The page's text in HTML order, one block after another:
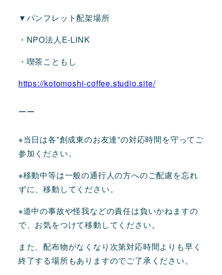
▼パンフレット配架場所
・NPO法人E-LINK
・喫茶こともし
https://kotomoshi-coffee.studio.site/
ーー
※当日は各”創成東のお友達”の対応時間を守ってご
参加ください。
※移動中等は一般の通行人の方へのご配慮を忘れ
ずに、移動してください。
※道中の事故や怪我などの責任は負いかねますの
で、お気をつけて移動してください。
また、配布物がなくなり次第対応時間よりも早く
終了する場所もありますのでご了承ください。